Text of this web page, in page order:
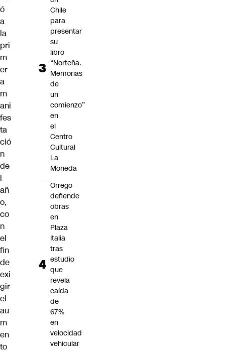
ó
a
la
pri
m
er
a
m
ani
fes
ta
ció
n
de
l
añ
o,
co
n
el
fin
de
exi
gir
el
au
m
en
to
Chile
para
presentar
su
libro
“Norteña.
Memorias
de
un
comienzo”
en
el
Centro
Cultural
La
Moneda
Orrego
defiende
obras
en
Plaza
Italia
tras
estudio
que
revela
caída
de
67%
en
velocidad
vehicular